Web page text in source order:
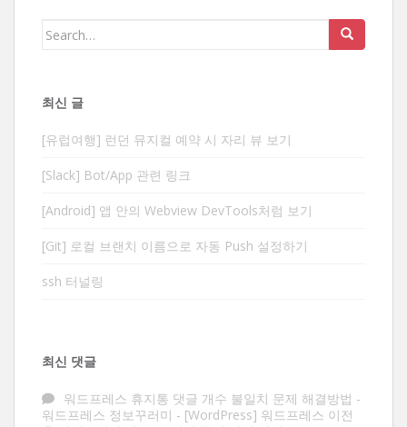
Search
최신 글
[유럽여행] 런던 뮤지컬 예약 시 자리 뷰 보기
[Slack] Bot/App 관련 링크
[Android] 앱 안의 Webview DevTools처럼 보기
[Git] 로컬 브랜치 이름으로 자동 Push 설정하기
ssh 터널링
최신 댓글
워드프레스 휴지통 댓글 개수 불일치 문제 해결방법 -
워드프레스 정보꾸러미 - [WordPress] 워드프레스 이전